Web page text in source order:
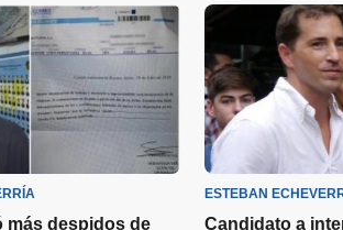
más despidos de
ESTEBAN
Candidato a